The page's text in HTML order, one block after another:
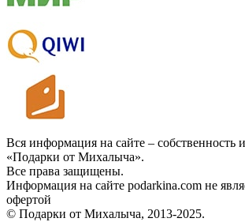
Вся информация на сайте – собственность
«Подарки от Михалыча».
Все права защищены.
Информация на сайте podarkina.com не
офертой
© Подарки от Михалыча, 2013-2025.